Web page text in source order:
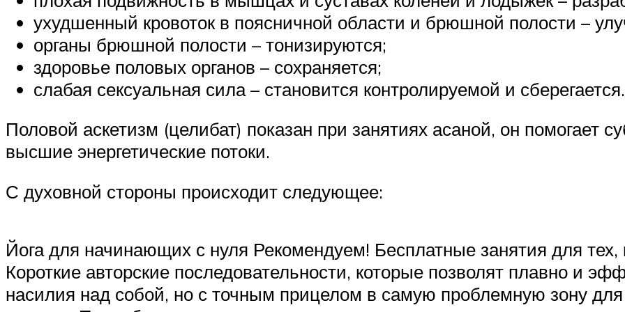
ухудшенный кровоток в поясничной области и брюшной полости –
органы брюшной полости – тонизируются;
здоровье половых органов – сохраняется;
слабая сексуальная сила – становится контролируемой и сберегается.
Половой аскетизм (целибат) показан при занятиях асаной, он помогает
высшие энергетические потоки.
С духовной стороны происходит следующее:
Йога для начинающих с нуля Рекомендуем! Бесплатные занятия для тех,
Короткие авторские последовательности, которые позволят плавно и
насилия над собой, но с точным прицелом в самую проблемную зону